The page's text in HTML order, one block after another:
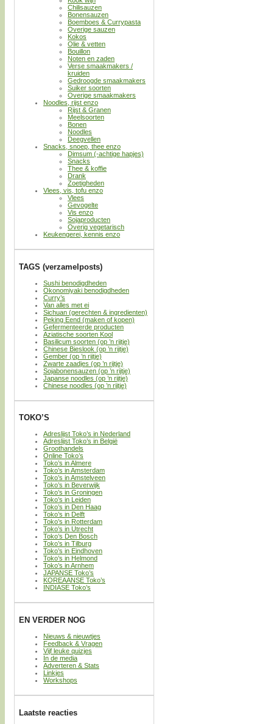
Chilisauzen
Bonensauzen
Boemboes & Currypasta
Overige sauzen
Kokos
Olie & vetten
Bouillon
Noten en zaden
Verse smaakmakers /
kruiden
Gedroogde smaakmakers
Suiker soorten
Overige smaakmakers
Noodles, rijst enzo
Rijst & Granen
Meelsoorten
Bonen
Noodles
Deegvellen
Snacks, snoep, thee enzo
Dimsum (-achtige hapjes)
Snacks
Thee & koffie
Drank
Zoetigheden
Vlees, vis, tofu enzo
Vlees
Gevogelte
Vis enzo
Sojaproducten
Overig vegetarisch
Keukengerei, kennis enzo
TAGS (verzamelposts)
Sushi benodigdheden
Okonomiyaki benodigdheden
Curry’s
Van alles met ei
Sichuan (gerechten & ingredienten)
Peking Eend (maken of kopen)
Gefermenteerde producten
Aziatische soorten Kool
Basilicum soorten (op ’n rijtje)
Chinese Bieslook (op ’n rijtje)
Gember (op ’n rijtje)
Zwarte zaadjes (op ’n rijtje)
Sojabonensauzen (op ’n rijtje)
Japanse noodles (op ’n rijtje)
Chinese noodles (op ’n rijtje)
TOKO’S
Adreslijst Toko’s in Nederland
Adreslijst Toko’s in België
Groothandels
Online Toko’s
Toko’s in Almere
Toko’s in Amsterdam
Toko’s in Amstelveen
Toko’s in Beverwijk
Toko’s in Groningen
Toko’s in Leiden
Toko’s in Den Haag
Toko’s in Delft
Toko’s in Rotterdam
Toko’s in Utrecht
Toko’s Den Bosch
Toko’s in Tilburg
Toko’s in Eindhoven
Toko’s in Helmond
Toko’s in Arnhem
JAPANSE Toko’s
KOREAANSE Toko’s
INDIASE Toko’s
EN VERDER NOG
Nieuws & nieuwtjes
Feedback & Vragen
Vijf leuke quizjes
In de media
Adverteren & Stats
Linkjes
Workshops
Laatste reacties